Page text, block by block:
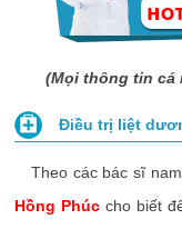
(Mọi thông tin cá
Điều trị liệt
Theo các bác sĩ
Hồng Phúc cho biết